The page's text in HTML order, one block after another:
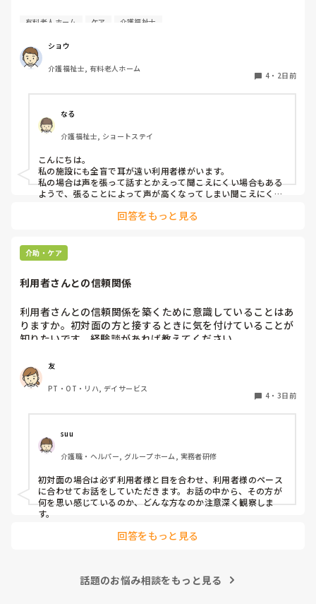
耳が遠く、目もあまり見えていない利用者様への声かけにつ
現在、私は「大きな声で、ゆっくり耳元でお話しする」とい
う方法で対応しています。
聞き取れると安心していただける方なので何とか理解しても
かり、痛めてしまうことがあります。
みなさんの職場で、このような方と関わる際に工夫している
ことや、喉に負担をかけずに意思疎通ができる良い方法など
よろしくお願いします。
有料老人ホーム ケア 介護福祉士
ショウ
介護福祉士, 有料老人ホーム
4 ・ 2日前
なる
介護福祉士, ショートステイ
こんにちは。
私の施設にも全盲で耳が遠い利用者様がいます。
私の場合は声を張って話すとかえって聞こえにくい場合もある
ようで、張ることによって声が高くなってしまい聞こえにくい
回答をもっと見る
介助・ケア
利用者さんとの信頼関係
利用者さんとの信頼関係を築くために意識していることはあ
りますか。初対面の方と接するときに気を付けていることが
知りたいです。経験談があれば教えてください。
友
PT・OT・リハ, デイサービス
4 ・ 3日前
suu
介護職・ヘルパー, グループホーム, 実務者研修
初対面の場合は必ず利用者様と目を合わせ、利用者様のペース
に合わせてお話をしていただきます。お話の中から、その方が
何を思い感じているのか、どんな方なのか注意深く観察しま
す。
回答をもっと見る
話題のお悩み相談をもっと見る